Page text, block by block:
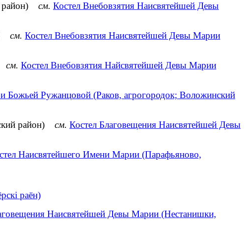
район) см. Костел Внебовзятия Наисвятейшей Девы
см. Костел Внебовзятия Наисвятейшей Девы Марии
см. Костел Внебовзятия Найсвятейшей Девы Марии
Божьей Ружанцовой (Раков, агрогородок; Воложинский
район) см. Костел Благовещения Наисвятейшей Девы
Наисвятейшего Имени Марии (Парафьяново,
раён)
Наисвятейшей Девы Марии (Нестанишки,